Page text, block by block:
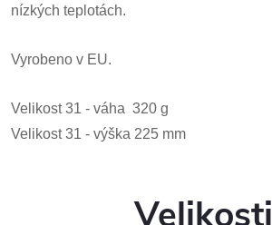
nízkých teplotách.
Vyrobeno v EU.
Velikost 31 - váha 320 g
Velikost 31 - výška 225 mm